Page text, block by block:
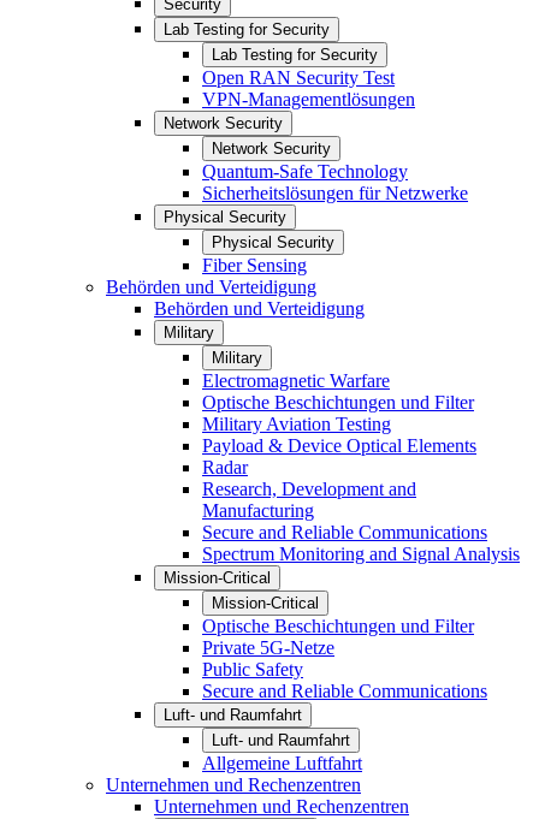
Security
Lab Testing for Security
Lab Testing for Security
Open RAN Security Test
VPN-Managementlösungen
Network Security
Network Security
Quantum-Safe Technology
Sicherheitslösungen für Netzwerke
Physical Security
Physical Security
Fiber Sensing
Behörden und Verteidigung
Behörden und Verteidigung
Military
Military
Electromagnetic Warfare
Optische Beschichtungen und Filter
Military Aviation Testing
Payload & Device Optical Elements
Radar
Research, Development and
Manufacturing
Secure and Reliable Communications
Spectrum Monitoring and Signal Analysis
Mission-Critical
Mission-Critical
Optische Beschichtungen und Filter
Private 5G-Netze
Public Safety
Secure and Reliable Communications
Luft- und Raumfahrt
Luft- und Raumfahrt
Allgemeine Luftfahrt
Unternehmen und Rechenzentren
Unternehmen und Rechenzentren